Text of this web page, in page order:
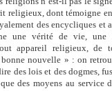
religieux, dont témoigne
des encycliques et
une vérité de vie, une
appareil religieux, de
nouvelle » : on
des lois et des dogmes,
des moyens au service